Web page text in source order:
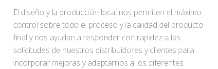
El diseño y la producción local nos permiten el máximo
control sobre todo el proceso y la calidad del producto
final y nos ayudan a responder con rapidez a las
solicitudes de nuestros distribuidores y clientes para
incorporar mejoras y adaptarnos a los diferentes